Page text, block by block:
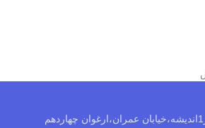
تهران،شهر جدید اندیشه،فاز1اندیشه،خیابان عمران،ارغوان چهاردهم